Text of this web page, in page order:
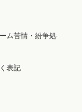
ム苦情・紛争処
表記